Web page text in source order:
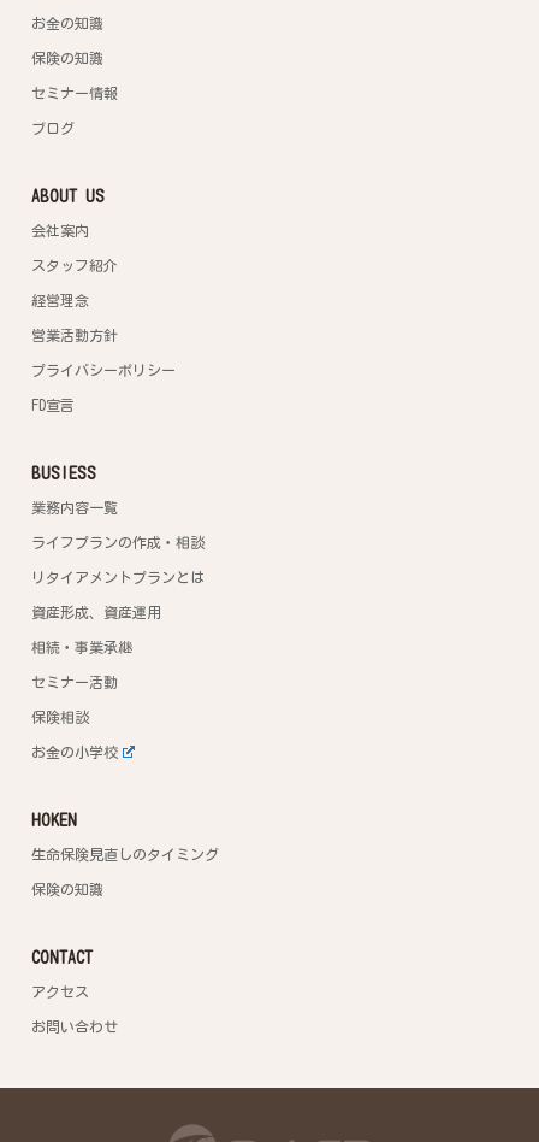
お金の知識
保険の知識
セミナー情報
ブログ
ABOUT US
会社案内
スタッフ紹介
経営理念
営業活動方針
プライバシーポリシー
FD宣言
BUSIESS
業務内容一覧
ライフプランの作成・相談
リタイアメントプランとは
資産形成、資産運用
相続・事業承継
セミナー活動
保険相談
お金の小学校
HOKEN
生命保険見直しのタイミング
保険の知識
CONTACT
アクセス
お問い合わせ